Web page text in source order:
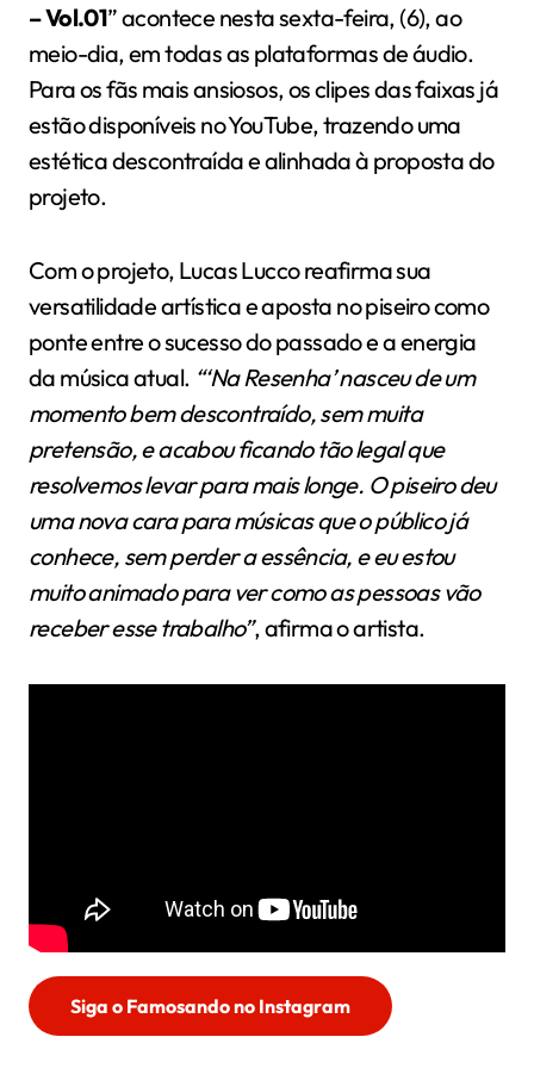
– Vol.01” acontece nesta sexta-feira, (6), ao
meio-dia, em todas as plataformas de áudio.
Para os fãs mais ansiosos, os clipes das faixas já
estão disponíveis no YouTube, trazendo uma
estética descontraída e alinhada à proposta do
projeto.
Com o projeto, Lucas Lucco reafirma sua
versatilidade artística e aposta no piseiro como
ponte entre o sucesso do passado e a energia
da música atual. “‘Na Resenha’ nasceu de um
momento bem descontraído, sem muita
pretensão, e acabou ficando tão legal que
resolvemos levar para mais longe. O piseiro deu
uma nova cara para músicas que o público já
conhece, sem perder a essência, e eu estou
muito animado para ver como as pessoas vão
receber esse trabalho”, afirma o artista.
Siga o Famosando no Instagram